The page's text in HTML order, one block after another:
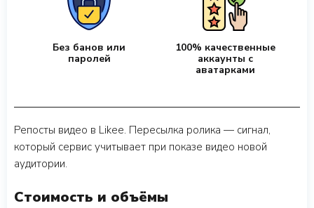
Без банов или
паролей
100% качественные
аккаунты с
аватарками
Репосты видео в Likee. Пересылка ролика — сигнал,
который сервис учитывает при показе видео новой
аудитории.
Стоимость и объёмы